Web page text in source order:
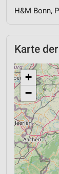
H&M Bonn,
Karte
+
−